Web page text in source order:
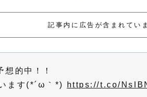
記事内に広告が含まれてい
想的中！！
ます(*´ω｀*)
https://t.co/